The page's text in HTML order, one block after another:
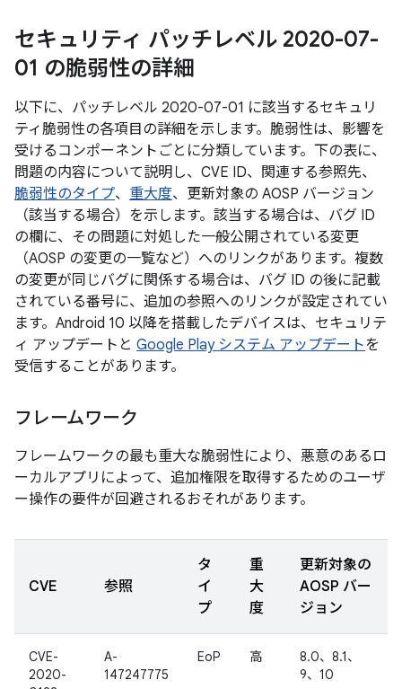
セキュリティ パッチレベル 2020-07-
01 の脆弱性の詳細
以下に、パッチレベル 2020-07-01 に該当するセキュリ
ティ脆弱性の各項目の詳細を示します。脆弱性は、影響を
受けるコンポーネントごとに分類しています。下の表に、
問題の内容について説明し、CVE ID、関連する参照先、
脆弱性のタイプ、 重大度、更新対象の AOSP バージョン
（該当する場合）を示します。該当する場合は、バグ ID
の欄に、その問題に対処した一般公開されている変更
（AOSP の変更の一覧など）へのリンクがあります。複数
の変更が同じバグに関係する場合は、バグ ID の後に記載
されている番号に、追加の参照へのリンクが設定されてい
ます。Android 10 以降を搭載したデバイスは、セキュリテ
ィ アップデートと Google Play システム アップデートを
受信することがあります。
フレームワーク
フレームワークの最も重大な脆弱性により、悪意のあるロ
ーカルアプリによって、追加権限を取得するためのユーザ
ー操作の要件が回避されるおそれがあります。
CVE 参照
タ
イ
プ
重
大
度
更新対象の
AOSP バー
ジョン
CVE-
2020-
A-
147247775
EoP 高
8.0、8.1、
9、10